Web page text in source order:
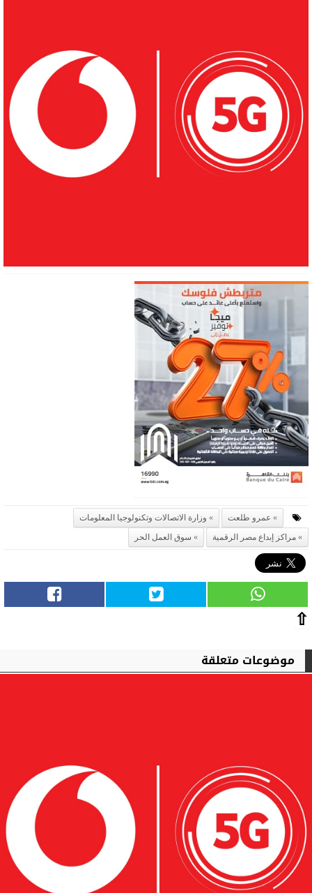
عمرو طلعت
وزارة الاتصالات وتكنولوجيا المعلومات
مراكز إبداع مصر الرقمية
سوق العمل الحر
⇧
موضوعات متعلقة